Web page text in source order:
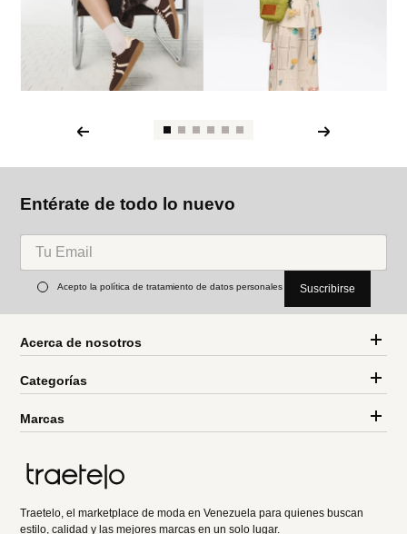
Entérate de todo lo nuevo
Acepto la política de tratamiento de datos personales Suscribirse
Acerca de nosotros
Categorías
Marcas
Traetelo, el marketplace de moda en Venezuela para quienes buscan
estilo, calidad y las mejores marcas en un solo lugar.